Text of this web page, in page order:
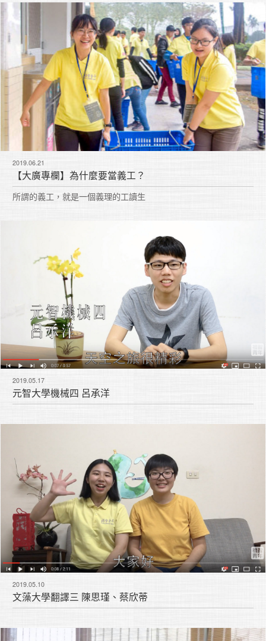
2019.06.21
【大廣專欄】為什麼要當義工？
所謂的義工，就是一個義理的工讀生
2019.05.17
元智大學機械四 呂承洋
2019.05.10
文藻大學翻譯三 陳思瑾、蔡欣蒂